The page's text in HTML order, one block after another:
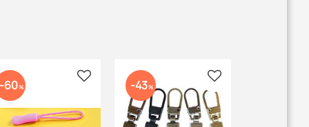
60% Lägg till i favoriter
43% Lägg till i favoriter